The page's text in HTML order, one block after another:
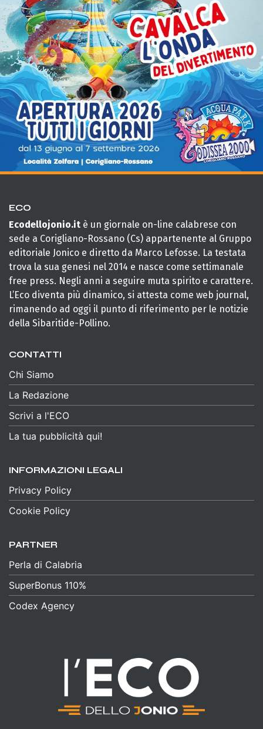
ECO
Ecodellojonio.it è un giornale on-line calabrese con
sede a Corigliano-Rossano (Cs) appartenente al Gruppo
editoriale Jonico e diretto da Marco Lefosse. La testata
trova la sua genesi nel 2014 e nasce come settimanale
free press. Negli anni a seguire muta spirito e carattere.
L’Eco diventa più dinamico, si attesta come web journal,
rimanendo ad oggi il punto di riferimento per le notizie
della Sibaritide-Pollino.
CONTATTI
Chi Siamo
La Redazione
Scrivi a l'ECO
La tua pubblicità qui!
INFORMAZIONI LEGALI
Privacy Policy
Cookie Policy
PARTNER
Perla di Calabria
SuperBonus 110%
Codex Agency